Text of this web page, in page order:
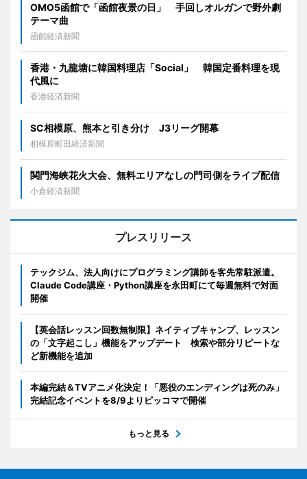
OMO5函館で「函館夜景の日」 手回しオルガンで野外劇
テーマ曲
函館経済新聞
香港・九龍塘に韓国料理店「Social」 韓国定番料理を現
代風に
香港経済新聞
SC相模原、熊本と引き分け J3リーグ開幕
相模原町田経済新聞
関門海峡花火大会、無料エリアなしの門司側をライブ配信
小倉経済新聞
プレスリリース
テックジム、法人向けにプログラミング講師を客先常駐派遣。
Claude Code講座・Python講座を永田町にて毎週無料で対面
開催
【英会話レッスン回数無制限】ネイティブキャンプ、レッスン
の「文字起こし」機能をアップデート 検索や部分リピートな
ど新機能を追加
本編完結＆TVアニメ化決定！「悪役のエンディングは死のみ」
完結記念イベントを8/9よりピッコマで開催
もっと見る